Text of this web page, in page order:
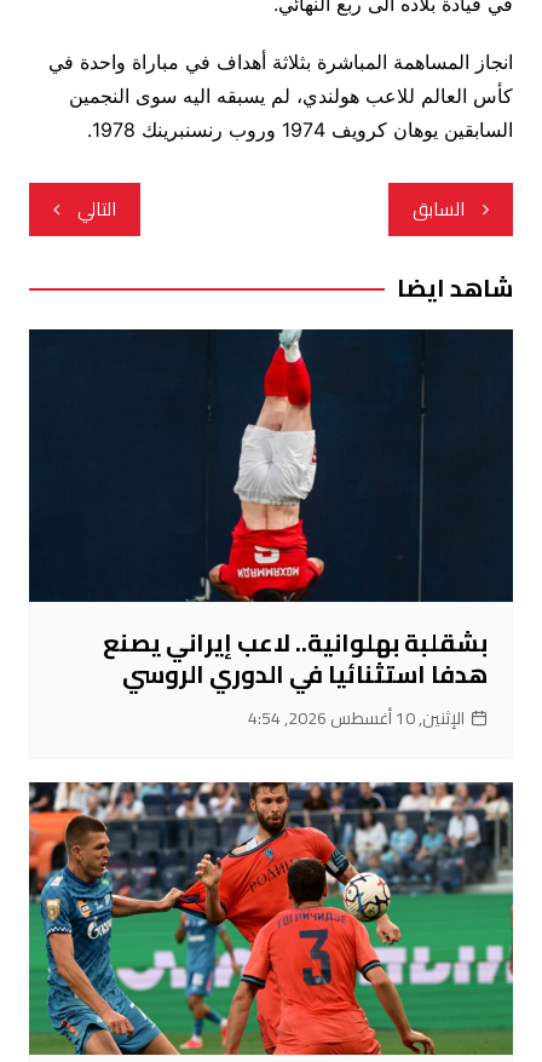
انجاز المساهمة المباشرة بثلاثة أهداف في مباراة واحدة في
كأس العالم للاعب هولندي، لم يسبقه اليه سوى النجمين
السابقين يوهان كرويف 1974 وروب رنسنبرينك 1978.
تصفّح
المقالات
السابق التالي
شاهد ايضا
بشقلبة بهلوانية.. لاعب إيراني يصنع
هدفا استثنائيا في الدوري الروسي
الإثنين, 10 أغسطس 2026, 4:54